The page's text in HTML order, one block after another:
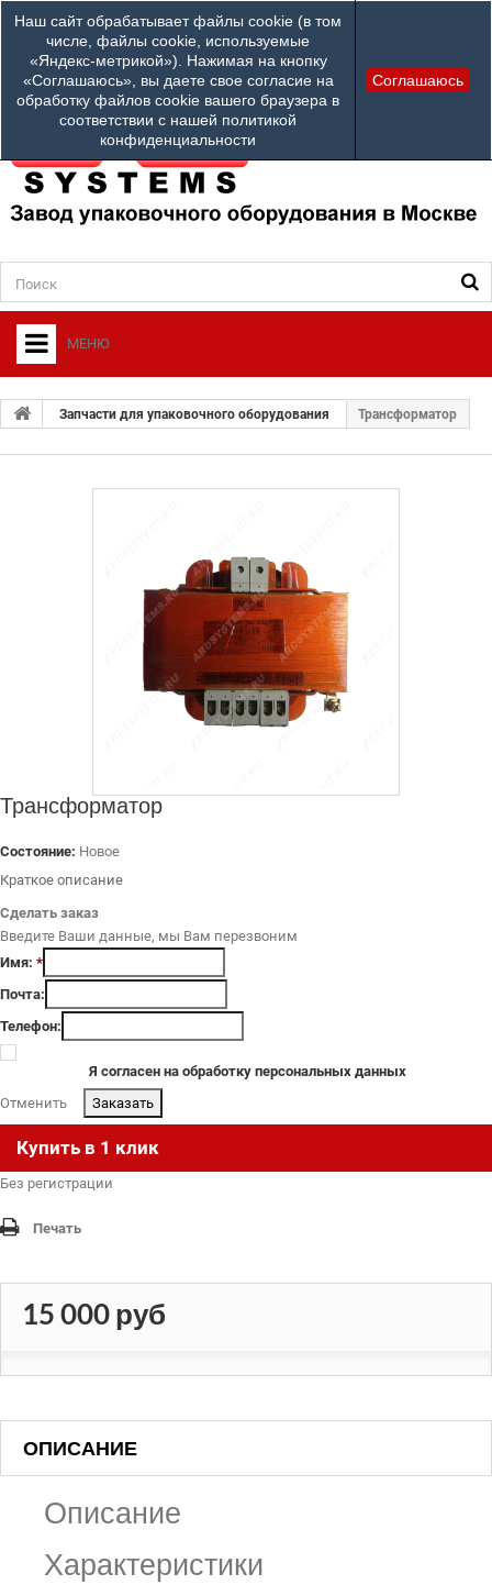
Наш сайт обрабатывает файлы cookie (в том
числе, файлы cookie, используемые
«Яндекс-метрикой»). Нажимая на кнопку
«Соглашаюсь», вы даете свое согласие на
обработку файлов cookie вашего браузера в
соответствии с нашей политикой
конфиденциальности
Соглашаюсь
Наши телефоны:
84952312100
Ваш город: Другой город
МЕНЮ
+
О ФИРМЕ
+
СЕРВИСНЫЙ ЦЕНТР
РАСХОДНЫЕ МАТЕРИАЛЫ
Запчасти для упаковочного оборудования Трансформатор
Трансформатор
Состояние: Новое
Краткое описание
Сделать заказ
Введите Ваши данные, мы Вам перезвоним
Имя: *
Почта:
Телефон:
Я согласен на обработку персональных данных
Отменить
.
Купить в 1 клик
Без регистрации
Печать
15 000 руб
ОПИСАНИЕ
Описание
Характеристики